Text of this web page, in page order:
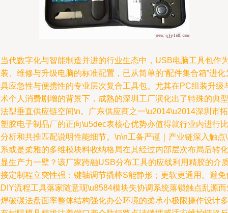
代数字化与智能制造并进的行业生态中，USB电脑工具包作
、维修与升级电脑的标准配置，已从简单的“配件集合箱”进化
应急性与便携性的专业层次复合工具包。尤其在PC组装升级
个人消费剧增的背景下，成熟的深圳工厂演化出了特殊的典型
型垂直供应链空间\n。广东供应商之一\u2014\u2014深圳市拓
胶电子制品厂的正向\u5dec表核心优势亦值得就行业内进行比
析和共推匹配说明性能细节。\n\n工备严谨｜产业链深入触点
或是柔雅的多维模块料收纳格局在其经过内部层次布局后转化
生产力一壁？该厂家跨融USB分布工具的应线利用精胶的介
定制程立突性强：键轴调节撬棒S能静形；更软更通用。避免
流程工具落家随意现\u8584模块失协调系统落锁触点乱源而
破碳法盘面率整体结构强化办公环境的柔承小极限操作设计多